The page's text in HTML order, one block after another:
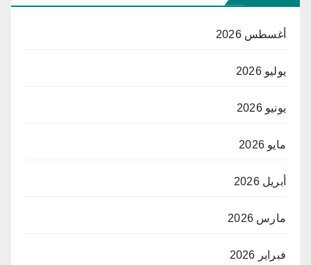
أغسطس 2026
يوليو 2026
يونيو 2026
مايو 2026
أبريل 2026
مارس 2026
فبراير 2026